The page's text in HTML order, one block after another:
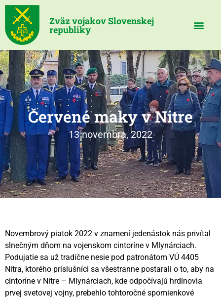
Zväz vojakov Slovenskej
republiky
Červené maky v Nitre
13 novembra, 2022
Novembrový piatok 2022 v znamení jedenástok nás privítal
slnečným dňom na vojenskom cintoríne v Mlynárciach.
Podujatie sa už tradične nesie pod patronátom VÚ 4405
Nitra, ktorého príslušníci sa všestranne postarali o to, aby na
cintoríne v Nitre – Mlynárciach, kde odpočívajú hrdinovia
prvej svetovej vojny, prebehlo tohtoročné spomienkové